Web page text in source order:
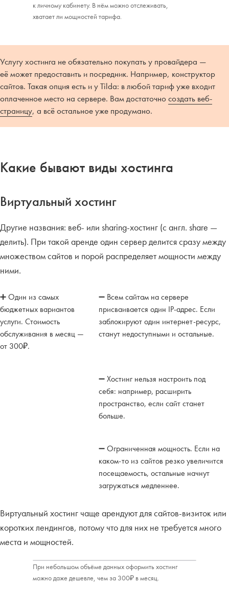
к личному кабинету. В нём можно отслеживать,
хватает ли мощностей тарифа.
Услугу хостинга не обязательно покупать у провайдера —
её может предоставить и посредник. Например, конструктор
сайтов. Такая опция есть и у Tilda: в любой тариф уже входит
оплаченное место на сервере. Вам достаточносоздать веб-
страницу, а всё остальное уже продумано.
Какие бывают виды хостинга
Виртуальный хостинг
Другие названия: веб- или sharing-хостинг (с англ. share —
делить). При такой аренде один сервер делится сразу между
множеством сайтов и порой распределяет мощности между
ними.
➕ Один из самых
бюджетных вариантов
услуги. Стоимость
обслуживания в месяц —
от 300₽.
➖ Всем сайтам на сервере
присваивается один IP-адрес. Если
заблокируют один интернет-ресурс,
станут недоступными и остальные.
➖ Хостинг нельзя настроить под
себя: например, расширить
пространство, если сайт станет
больше.
➖ Ограниченная мощность. Если на
каком-то из сайтов резко увеличится
посещаемость, остальные начнут
загружаться медленнее.
Виртуальный хостинг чаще арендуют для сайтов-визиток или
коротких лендингов, потому что для них не требуется много
места и мощностей.
При небольшом объёме данных оформить хостинг
можно даже дешевле, чем за 300₽ в месяц.